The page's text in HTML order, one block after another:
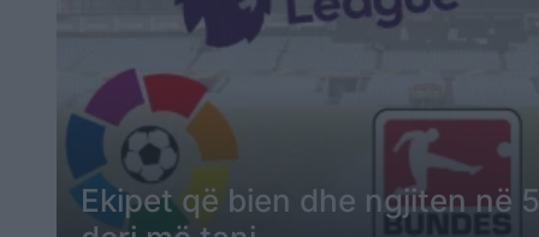
Ekipet që bien dhe ngjiten në